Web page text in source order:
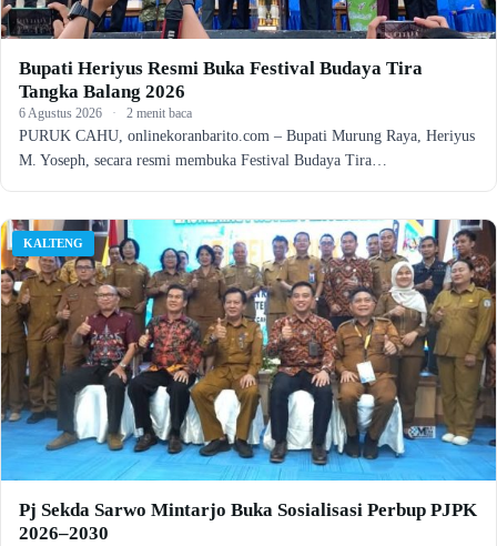
Bupati Heriyus Resmi Buka Festival Budaya Tira
Tangka Balang 2026
6 Agustus 2026 · 2 menit baca
PURUK CAHU, onlinekoranbarito.com – Bupati Murung Raya, Heriyus
M. Yoseph, secara resmi membuka Festival Budaya Tira…
KALTENG
Pj Sekda Sarwo Mintarjo Buka Sosialisasi Perbup PJPK
2026–2030